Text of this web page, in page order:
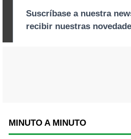
MINUTO A MINUTO